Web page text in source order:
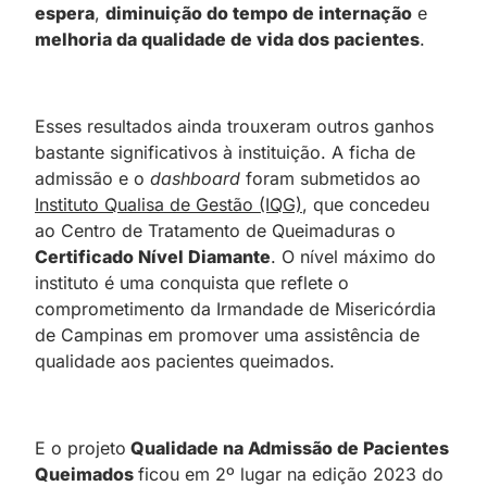
espera, diminuição do tempo de internação e
melhoria da qualidade de vida dos pacientes.
Esses resultados ainda trouxeram outros ganhos
bastante significativos à instituição. A ficha de
admissão e o dashboard foram submetidos ao
Instituto Qualisa de Gestão (IQG), que concedeu
ao Centro de Tratamento de Queimaduras o
Certificado Nível Diamante. O nível máximo do
instituto é uma conquista que reflete o
comprometimento da Irmandade de Misericórdia
de Campinas em promover uma assistência de
qualidade aos pacientes queimados.
E o projeto Qualidade na Admissão de Pacientes
Queimados ficou em 2º lugar na edição 2023 do